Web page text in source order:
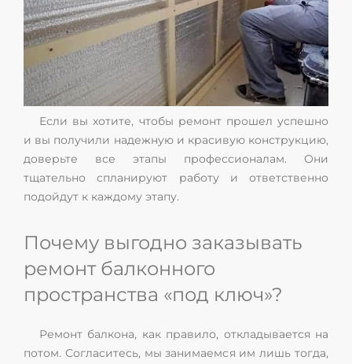
Если вы хотите, чтобы ремонт прошел успешно
и вы получили надежную и красивую конструкцию,
доверьте все этапы профессионалам. Они
тщательно спланируют работу и ответственно
подойдут к каждому этапу.
Почему выгодно заказывать
ремонт балконного
пространства «под ключ»?
Ремонт балкона, как правило, откладывается на
потом. Согласитесь, мы занимаемся им лишь тогда,